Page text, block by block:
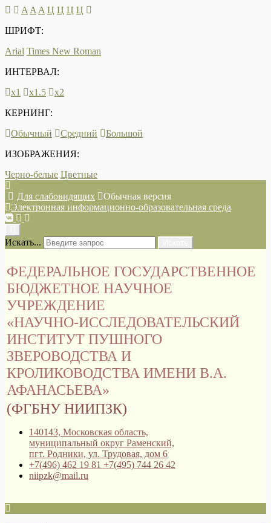
A A A Ц Ц Ц Ц
ШРИФТ:
Arial Times New Roman
ИНТЕРВАЛ:
х1
х1.5
х2
КЕРНИНГ:
Обычный
Средний
Большой
ИЗОБРАЖЕНИЯ:
Черно-белые Цветные
Для слабовидящих
Обычная версия
Электронная информационно-образовательная среда
Искать...
ФЕДЕРАЛЬНОЕ ГОСУДАРСТВЕННОЕ
БЮДЖЕТНОЕ НАУЧНОЕ
УЧРЕЖДЕНИЕ
«НАУЧНО-ИССЛЕДОВАТЕЛЬСКИЙ
ИНСТИТУТ ПУШНОГО
ЗВЕРОВОДСТВА И
КРОЛИКОВОДСТВА ИМЕНИ В.А.
АФАНАСЬЕВА»
(ФГБНУ НИИПЗК)
140143, Московская область,
муниципальный округ Раменский,
пгт. Родники, ул. Трудовая, дом 6
+7(496) 462 19 81 +7(495) 744 26 42
niipzk@mail.ru